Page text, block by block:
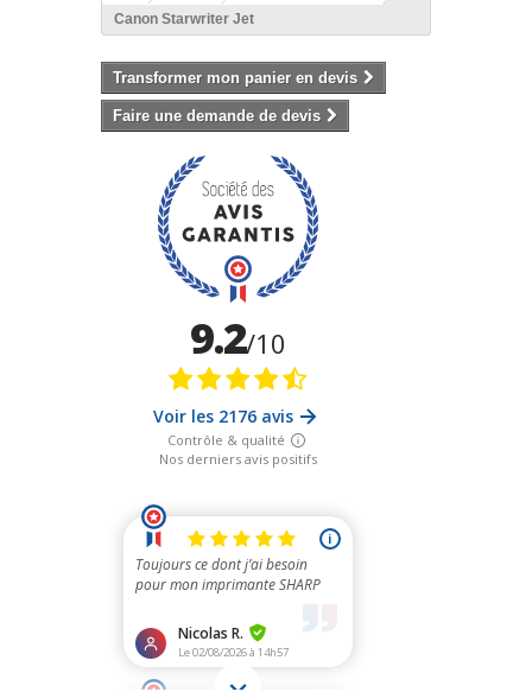
Canon Starwriter Jet
Transformer mon panier en devis
Faire une demande de devis